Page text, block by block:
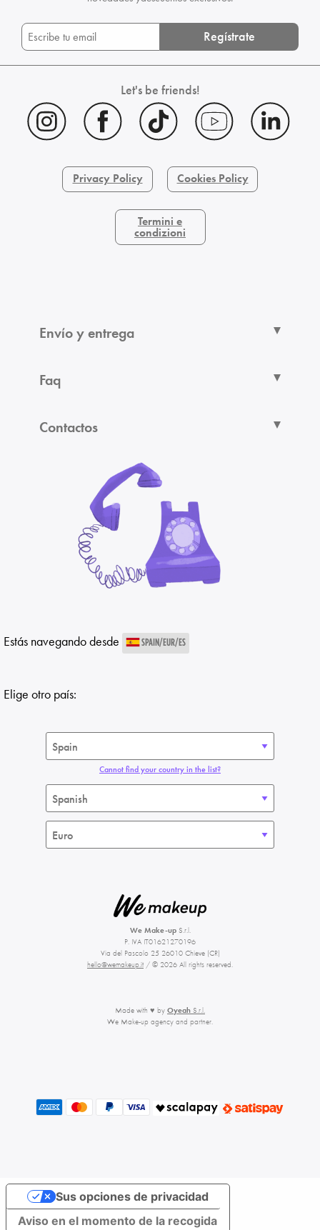
Regístrate
Let's be friends!
Privacy Policy Cookies Policy
Termini e
condizioni
Envío y entrega
Faq
Contactos
Estás navegando desde SPAIN/EUR/ES
Elige otro país:
Cannot find your country in the list?
We Make-upS.r.l.
P. IVA IT01621270196
Via del Pascolo 25 26010 Chieve (CR)
hello@wemakeup.it / © 2026 All rights reserved.
Made with ♥ by Oyeah S.r.l.
We Make-up agency and partner.
Aviso en el momento de la recogida
Sus opciones de privacidad